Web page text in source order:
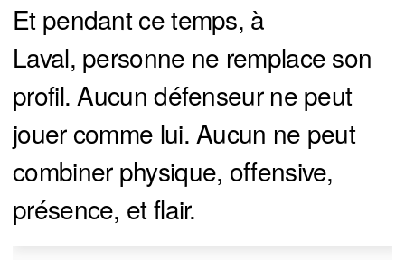
Et pendant ce temps, à
Laval, personne ne remplace son
profil. Aucun défenseur ne peut
jouer comme lui. Aucun ne peut
combiner physique, offensive,
présence, et flair.